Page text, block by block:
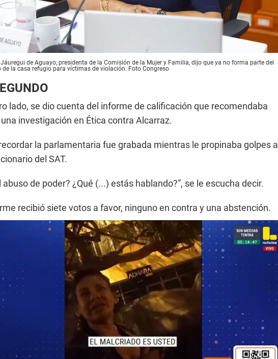
de Aguayo, presidenta de la Comisión de la Mujer y Familia, dijo que ya no forma parte del
de la casa refugio para víctimas de violación. Foto Congreso
lado, se dio cuenta del informe de calificación que recomendaba
investigación en Ética contra Alcarraz.
la parlamentaria fue grabada mientras le propinaba golpes a
del SAT.
abuso de poder? ¿Qué (...) estás hablando?”, se le escucha decir.
recibió siete votos a favor, ninguno en contra y una abstención.